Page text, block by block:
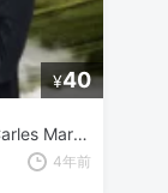
¥40
【中英双字】【Domestika】Carles Marsal 数字绘画：创造世界
4年前